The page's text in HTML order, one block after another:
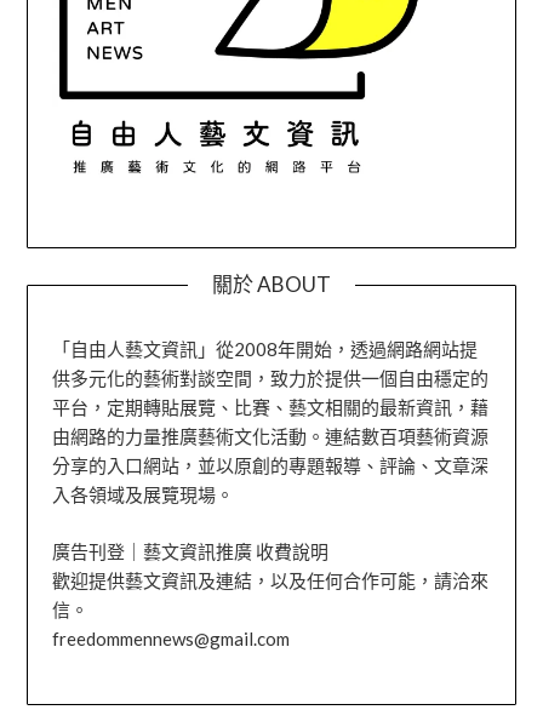
關於 ABOUT
「自由人藝文資訊」從2008年開始，透過網路網站提
供多元化的藝術對談空間，致力於提供一個自由穩定的
平台，定期轉貼展覽、比賽、藝文相關的最新資訊，藉
由網路的力量推廣藝術文化活動。連結數百項藝術資源
分享的入口網站，並以原創的專題報導、評論、文章深
入各領域及展覽現場。
廣告刊登｜藝文資訊推廣 收費說明
歡迎提供藝文資訊及連結，以及任何合作可能，請洽來
信。
freedommennews@gmail.com